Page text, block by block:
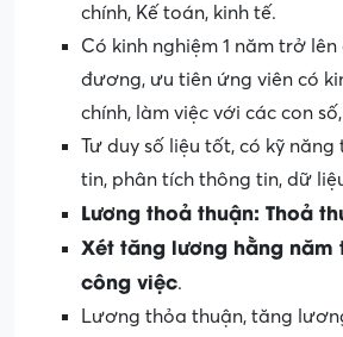
chính, Kế toán, kinh tế.
Có kinh nghiệm 1 năm trở
đương, ưu tiên ứng viên có
chính, làm việc với các con
Tư duy số liệu tốt, có kỹ
tin, phân tích thông tin, dữ
Lương thoả thuận: Thoả
Xét tăng lương hằng năm
công việc.
Lương thỏa thuận, tăng